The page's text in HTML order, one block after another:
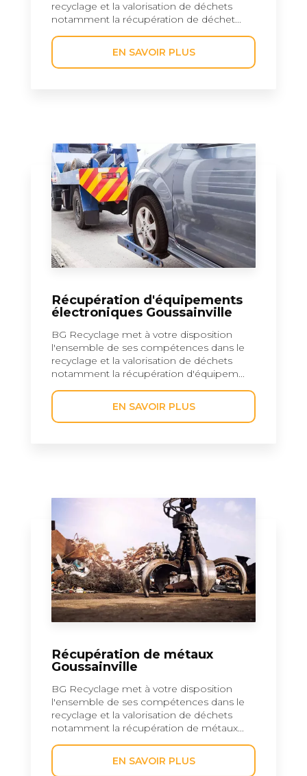
recyclage et la valorisation de déchets
notamment la récupération de déchet...
EN SAVOIR PLUS
Récupération d'équipements
électroniques Goussainville
BG Recyclage met à votre disposition
l'ensemble de ses compétences dans le
recyclage et la valorisation de déchets
notamment la récupération d'équipem...
EN SAVOIR PLUS
Récupération de métaux
Goussainville
BG Recyclage met à votre disposition
l'ensemble de ses compétences dans le
recyclage et la valorisation de déchets
notamment la récupération de métaux...
EN SAVOIR PLUS